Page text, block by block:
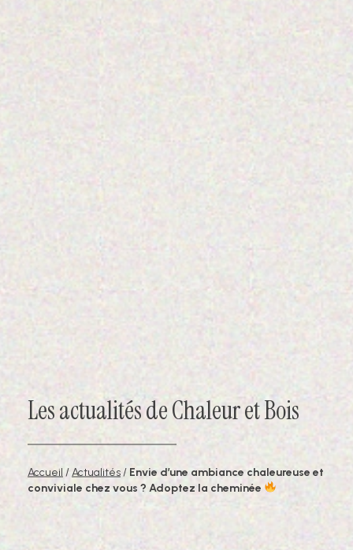
Les actualités de Chaleur et Bois
Accueil / Actualités / Envie d’une ambiance chaleureuse et
conviviale chez vous ? Adoptez la cheminée